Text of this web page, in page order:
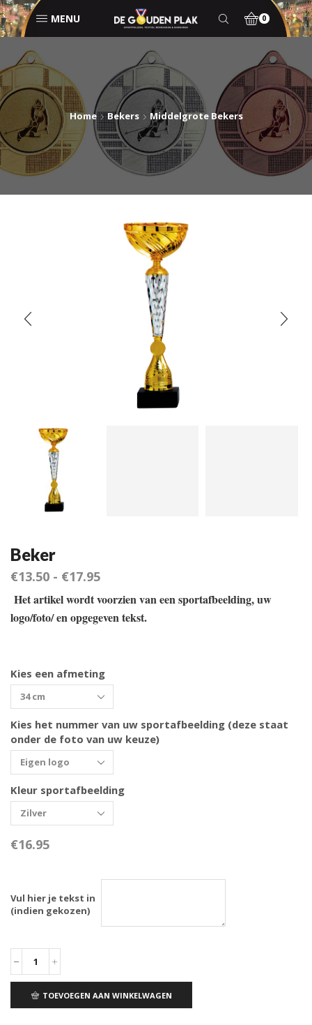
MENU 0
Home Bekers Middelgrote Bekers
Beker
€13.50 - €17.95
Het artikel wordt voorzien van een sportafbeelding, uw
logo/foto/ en opgegeven tekst.
Kies een afmeting
Kies het nummer van uw sportafbeelding (deze staat
onder de foto van uw keuze)
Kleur sportafbeelding
€16.95
Vul hier je tekst in
(indien gekozen)
TOEVOEGEN AAN WINKELWAGEN